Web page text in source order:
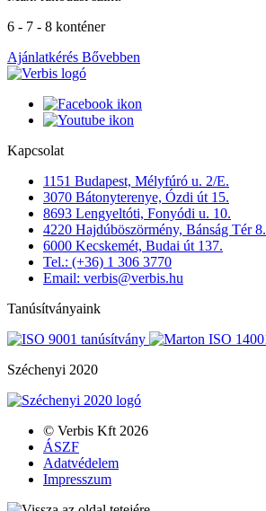
6 - 7 - 8 konténer
Ajánlatkérés Bővebben
Kapcsolat
1151 Budapest, Mélyfúró u. 2/E.
3070 Bátonyterenye, Ózdi út 15.
8693 Lengyeltóti, Fonyódi u. 10.
4220 Hajdúböszörmény, Bánság Tér 8.
6000 Kecskemét, Budai út 137.
Tel.: (+36) 1 306 3770
Email: verbis@verbis.hu
Tanúsítványaink
Széchenyi 2020
© Verbis Kft 2026
ÁSZF
Adatvédelem
Impresszum